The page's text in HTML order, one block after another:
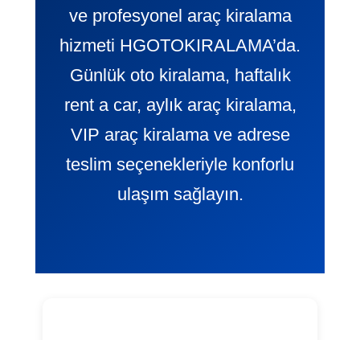
ve profesyonel araç kiralama
hizmeti HGOTOKIRALAMA’da.
Günlük oto kiralama, haftalık
rent a car, aylık araç kiralama,
VIP araç kiralama ve adrese
teslim seçenekleriyle konforlu
ulaşım sağlayın.